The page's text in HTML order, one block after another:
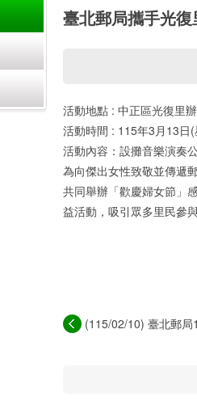
臺北郵局攜手光
活動地點 : 中正區光復里
活動時間 : 115年3月13日
活動內容：設攤音樂演奏
為向傑出女性致敬並傳遞
共同舉辦「歡慶婦女節」
益活動，吸引眾多里民參
(115/02/10) 臺北郵